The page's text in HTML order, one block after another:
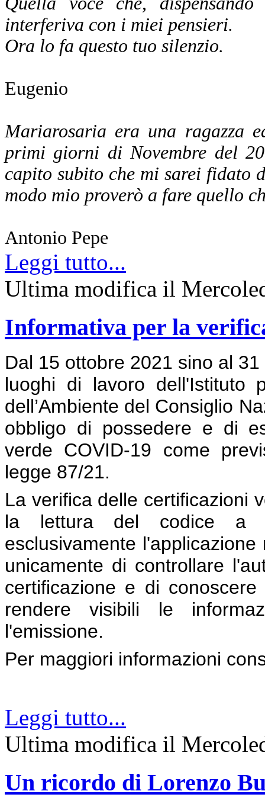
interferiva con i miei pensieri.
Ora lo fa questo tuo silenzio.
Eugenio
Mariarosaria era una ragazza
primi giorni di Novembre del
capito subito che mi sarei fidato
modo mio proverò a fare quello
Antonio Pepe
Leggi tutto...
Ultima modifica il
Informativa per la
Dal 15 ottobre 2021 sino al
luoghi di lavoro dell'Istituto
dell’Ambiente del Consiglio
obbligo di possedere e di
verde COVID-19 come
legge 87/21.
La verifica delle certificazioni
la lettura del codice a
esclusivamente
unicamente di controllare
certificazione e di
rendere visibili le
l'emissione.
Per maggiori informazioni
Leggi tutto...
Ultima modifica il
Un ricordo di Lorenzo